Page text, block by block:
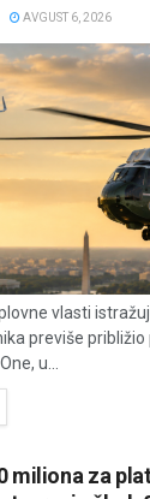
AVGUST 6, 2026
vlasti
previše
u...
miliona za